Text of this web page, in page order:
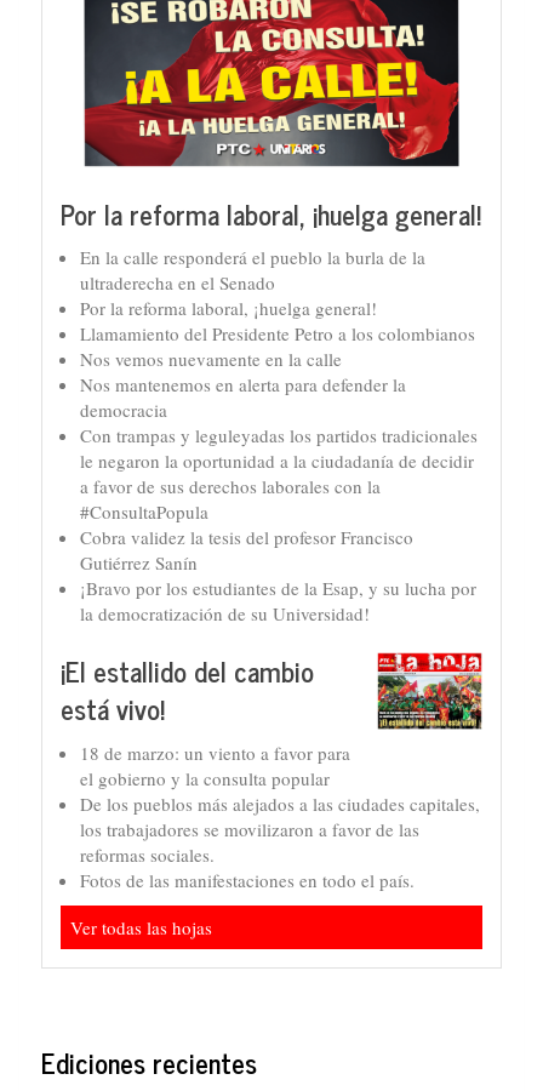
Por la reforma laboral, ¡huelga general!
En la calle responderá el pueblo la burla de la
ultraderecha en el Senado
Por la reforma laboral, ¡huelga general!
Llamamiento del Presidente Petro a los colombianos
Nos vemos nuevamente en la calle
Nos mantenemos en alerta para defender la
democracia
Con trampas y leguleyadas los partidos tradicionales
le negaron la oportunidad a la ciudadanía de decidir
a favor de sus derechos laborales con la
#ConsultaPopula
Cobra validez la tesis del profesor Francisco
Gutiérrez Sanín
¡Bravo por los estudiantes de la Esap, y su lucha por
la democratización de su Universidad!
¡El estallido del cambio
está vivo!
18 de marzo: un viento a favor para
el gobierno y la consulta popular
De los pueblos más alejados a las ciudades capitales,
los trabajadores se movilizaron a favor de las
reformas sociales.
Fotos de las manifestaciones en todo el país.
Ver todas las hojas
Ediciones recientes